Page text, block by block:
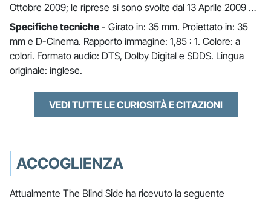
Ottobre 2009; le riprese si sono svolte dal 13 Aprile 2009 …
Specifiche tecniche - Girato in: 35 mm. Proiettato in: 35
mm e D-Cinema. Rapporto immagine: 1,85 : 1. Colore: a
colori. Formato audio: DTS, Dolby Digital e SDDS. Lingua
originale: inglese.
VEDI TUTTE LE CURIOSITÀ E CITAZIONI
ACCOGLIENZA
Attualmente The Blind Side ha ricevuto la seguente